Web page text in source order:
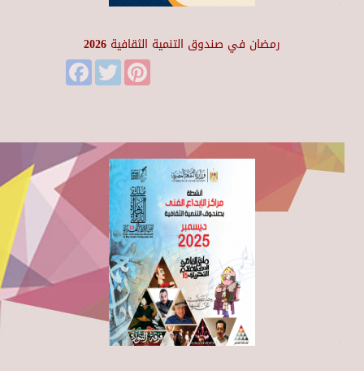
رمضان في صندوق التنمية الثقافية 2026
FacebookTwitter